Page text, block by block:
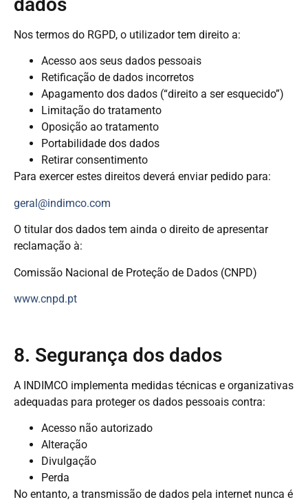
Nos termos do RGPD, o utilizador tem direito a:
Acesso aos seus dados pessoais
Retificação de dados incorretos
Apagamento dos dados (“direito a ser esquecido”)
Limitação do tratamento
Oposição ao tratamento
Portabilidade dos dados
Retirar consentimento
Para exercer estes direitos deverá enviar pedido para:
geral@indimco.com
O titular dos dados tem ainda o direito de apresentar
reclamação à:
Comissão Nacional de Proteção de Dados (CNPD)
www.cnpd.pt
8. Segurança dos dados
A INDIMCO implementa medidas técnicas e organizativas
adequadas para proteger os dados pessoais contra:
Acesso não autorizado
Alteração
Divulgação
Perda
No entanto, a transmissão de dados pela internet nunca é